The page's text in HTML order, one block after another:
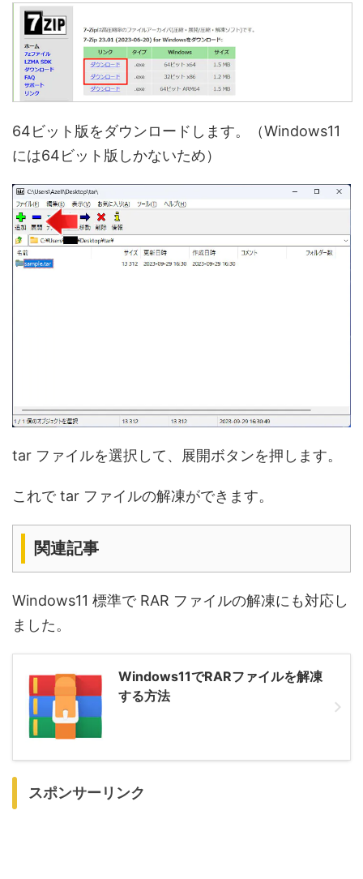
64ビット版をダウンロードします。（Windows11
には64ビット版しかないため）
tar ファイルを選択して、展開ボタンを押します。
これで tar ファイルの解凍ができます。
関連記事
Windows11 標準で RAR ファイルの解凍にも対応し
ました。
Windows11でRARファイルを解凍
する方法
スポンサーリンク